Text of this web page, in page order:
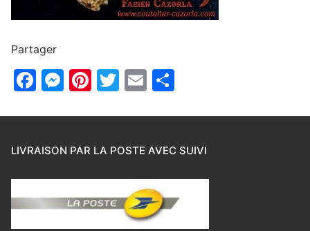
Partager
Facebook
Messenger
Pinterest
Twitter
Email
LIVRAISON PAR LA POSTE AVEC SUIVI